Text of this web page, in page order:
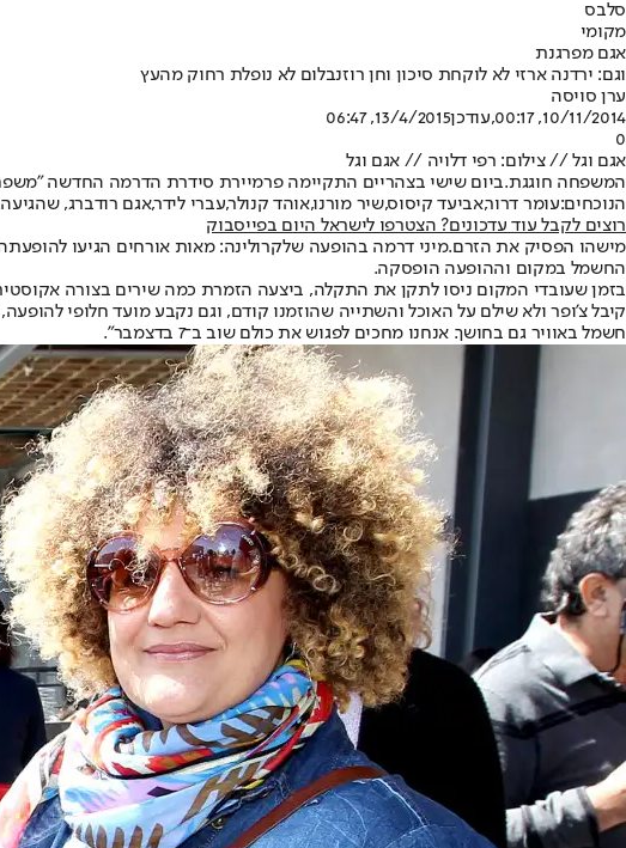
סלבס
מקומי
אגם מפרגנת
וגם: ירדנה ארזי לא לוקחת סיכון וחן רוזנבלום לא נופלת רחוק מהעץ
ערן סויסה
10/11/2014, 00:17
,עודכן13/4/2015, 06:47
0
אגם וגל // צילום: רפי דלויה // אגם וגל
המשפחה חוגגת.ביום שישי בצהריים התקיימה פרמיירת סידרת הדרמה החדשה
הנוכחים:עומר דרור,אביעד קיסוס,שיר מורנו,אוהד קנולר,עברי לידר,אגם רודברג, שהגיעה
רוצים לקבל עוד עדכונים? הצטרפו לישראל היום בפייסבוק
מישהו הפסיק את הזרם.מיני דרמה בהופעה שלקרולינה: מאות אורחים הגיעו
החשמל במקום וההופעה הופסקה.
בזמן שעובדי המקום ניסו לתקן את התקלה, ביצעה הזמרת כמה שירים בצורה
חשמל באוויר גם בחושך. אנחנו מחכים לפגוש את כולם שוב ב־7 בדצמבר".